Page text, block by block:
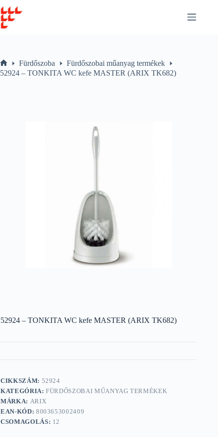
to
content
Home
Fürdőszoba
Fürdőszobai műanyag termékek
52924 – TONKITA WC kefe MASTER (ARIX TK682)
52924 – TONKITA WC kefe MASTER (ARIX TK682)
CIKKSZÁM: 52924
KATEGÓRIA:FÜRDŐSZOBAI MŰANYAG TERMÉKEK
MÁRKA: ARIX
EAN-KÓD: 8003653002409
CSOMAGOLÁS: 12